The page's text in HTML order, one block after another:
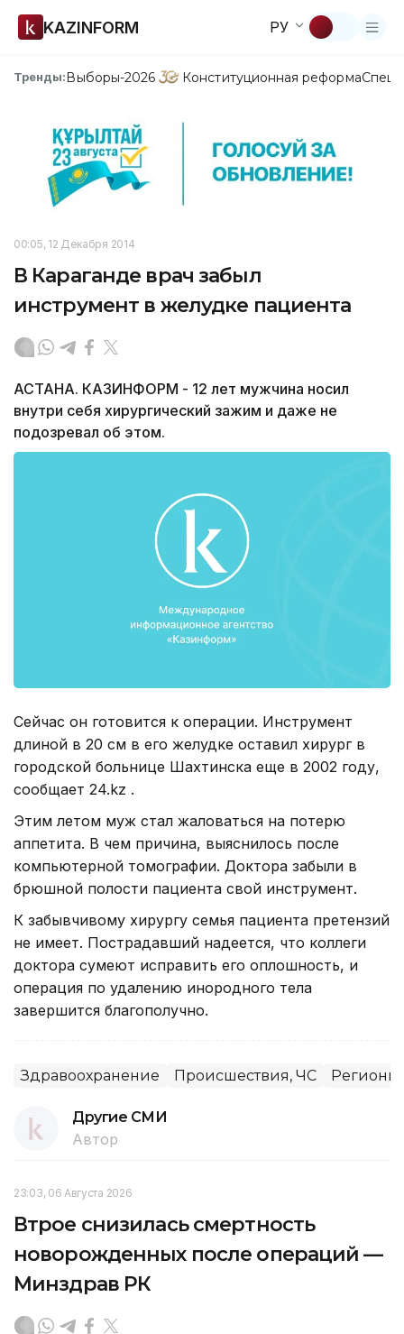
KAZINFORM РУ
Тренды:Выборы-2026 Конституционная реформа
00:05, 12 Декабря 2014
В Караганде врач забыл
инструмент в желудке пациента
АСТАНА. КАЗИНФОРМ - 12 лет мужчина носил
внутри себя хирургический зажим и даже не
подозревал об этом.
Сейчас он готовится к операции. Инструмент
длиной в 20 см в его желудке оставил хирург в
городской больнице Шахтинска еще в 2002 году,
сообщает 24.kz .
Этим летом муж стал жаловаться на потерю
аппетита. В чем причина, выяснилось после
компьютерной томографии. Доктора забыли в
брюшной полости пациента свой инструмент.
К забывчивому хирургу семья пациента претензий
не имеет. Пострадавший надеется, что коллеги
доктора сумеют исправить его оплошность, и
операция по удалению инородного тела
завершится благополучно.
Здравоохранение Происшествия, ЧС Регионы
Другие СМИ
Автор
23:03, 06 Августа 2026
Втрое снизилась смертность
новорожденных после операций —
Минздрав РК